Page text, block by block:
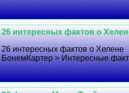
26 интересных фактов о
26 интересных фактов о Хелене
БонемКартер > Интересные